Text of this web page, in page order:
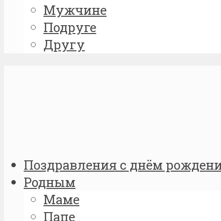
Мужчине
Подруге
Другу
Поздравления с днём
Родным
Маме
Папе